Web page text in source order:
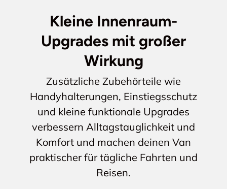
Kleine Innenraum-
Upgrades mit großer
Wirkung
Zusätzliche Zubehörteile wie
Handyhalterungen, Einstiegsschutz
und kleine funktionale Upgrades
verbessern Alltagstauglichkeit und
Komfort und machen deinen Van
praktischer für tägliche Fahrten und
Reisen.